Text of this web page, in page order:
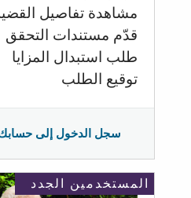
مشاهدة تفاصيل
قدّم مستندات التحقق
طلب استبدال المزايا
توقيع الطلب
سجل الدخول إلى
المستخدمين الجدد